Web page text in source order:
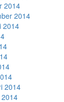
2014
2014
2014
2014